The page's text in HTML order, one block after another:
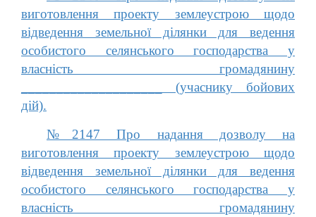
виготовлення проекту землеустрою щодо
відведення земельної ділянки для ведення
особистого селянського господарства у
власність громадянину
____________________ (учаснику бойових
дій).
№2147 Про надання дозволу на
виготовлення проекту землеустрою щодо
відведення земельної ділянки для ведення
особистого селянського господарства у
власність громадянину